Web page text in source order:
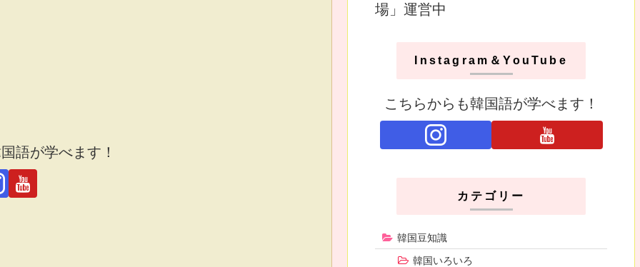
語が学べます！
場」運営中
Instagram＆YouTube
こちらからも韓国語が学べます！
カテゴリー
韓国豆知識
韓国いろいろ